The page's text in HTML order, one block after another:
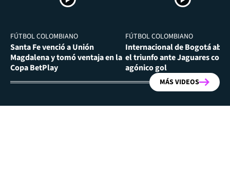
FÚTBOL COLOMBIANO
Santa Fe venció a Unión
Magdalena y tomó ventaja en la
Copa BetPlay
FÚTBOL COLOMBIANO
Internacional de Bogotá
el triunfo ante Jaguares con
agónico gol
MÁS VIDEOS